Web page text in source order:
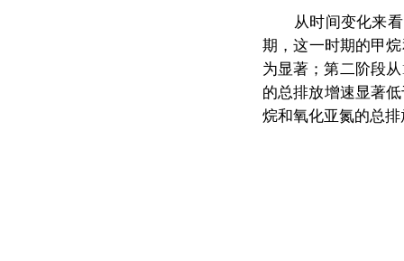
从时间变化来
期，这一时期的甲
为显著；第二阶段
的总排放增速显著
烷和氧化亚氮的总